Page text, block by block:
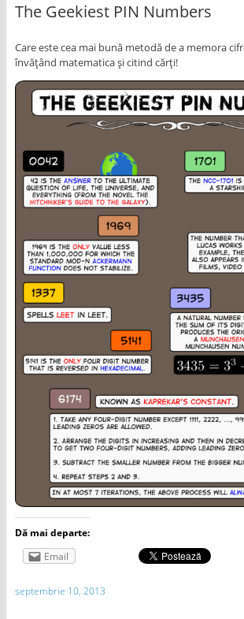
The Geekiest PIN Numbers
Care este cea mai bună metodă de a memora
învățând matematica și citind cărți!
Dă mai departe:
Email
septembrie 10, 2013